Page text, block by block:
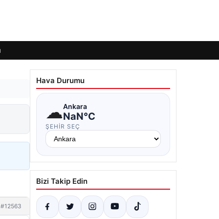
#12563
Hava Durumu
☁Ankara
NaN°C
ŞEHIR SEÇ
Bizi Takip Edin